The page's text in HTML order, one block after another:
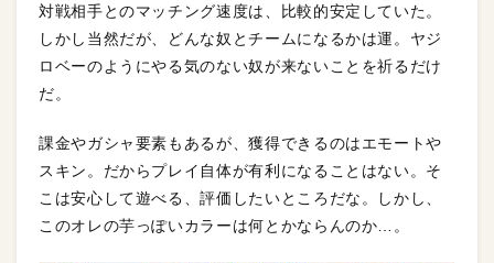
対戦相手とのマッチング速度は、比較的安定していた。
しかし当然だが、どんな奴とチームになるかは運。ヤジ
ロベーのようにやる気のない奴が来ないことを祈るだけ
だ。
課金やガシャ要素もあるが、獲得できるのはエモートや
スキン。だからプレイ自体が有利になることはない。そ
こは安心して遊べる、評価したいところだな。しかし、
このオレの芋っぽいカラーは何とかならんのか…。